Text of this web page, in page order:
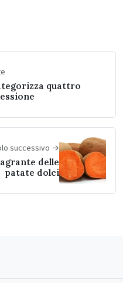
quattro
successivo →
delle
patate dolci